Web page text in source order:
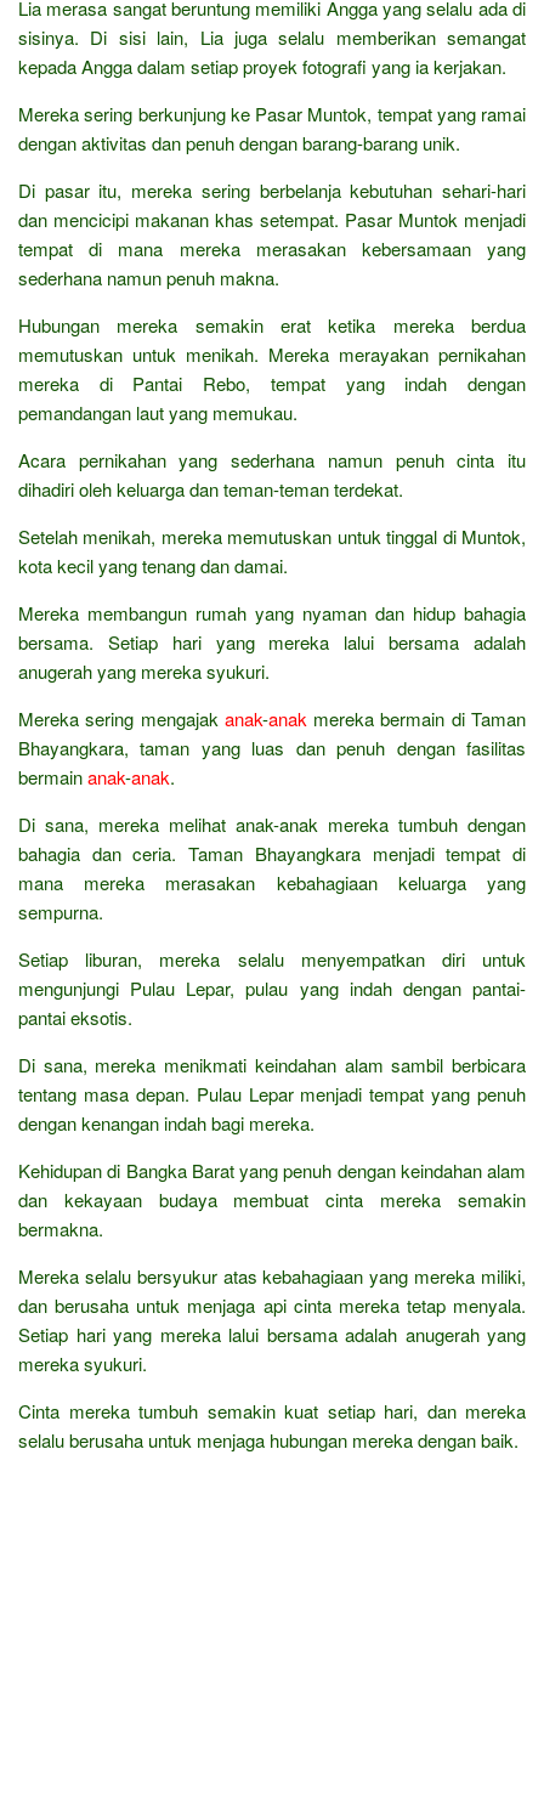
Lia merasa sangat beruntung memiliki Angga yang selalu ada di
sisinya. Di sisi lain, Lia juga selalu memberikan semangat
kepada Angga dalam setiap proyek fotografi yang ia kerjakan.
Mereka sering berkunjung ke Pasar Muntok, tempat yang ramai
dengan aktivitas dan penuh dengan barang-barang unik.
Di pasar itu, mereka sering berbelanja kebutuhan sehari-hari
dan mencicipi makanan khas setempat. Pasar Muntok menjadi
tempat di mana mereka merasakan kebersamaan yang
sederhana namun penuh makna.
Hubungan mereka semakin erat ketika mereka berdua
memutuskan untuk menikah. Mereka merayakan pernikahan
mereka di Pantai Rebo, tempat yang indah dengan
pemandangan laut yang memukau.
Acara pernikahan yang sederhana namun penuh cinta itu
dihadiri oleh keluarga dan teman-teman terdekat.
Setelah menikah, mereka memutuskan untuk tinggal di Muntok,
kota kecil yang tenang dan damai.
Mereka membangun rumah yang nyaman dan hidup bahagia
bersama. Setiap hari yang mereka lalui bersama adalah
anugerah yang mereka syukuri.
Mereka sering mengajak anak-anakmereka bermain di Taman
Bhayangkara, taman yang luas dan penuh dengan fasilitas
bermainanak-anak.
Di sana, mereka melihat anak-anak mereka tumbuh dengan
bahagia dan ceria. Taman Bhayangkara menjadi tempat di
mana mereka merasakan kebahagiaan keluarga yang
sempurna.
Setiap liburan, mereka selalu menyempatkan diri untuk
mengunjungi Pulau Lepar, pulau yang indah dengan pantai-
pantai eksotis.
Di sana, mereka menikmati keindahan alam sambil berbicara
tentang masa depan. Pulau Lepar menjadi tempat yang penuh
dengan kenangan indah bagi mereka.
Kehidupan di Bangka Barat yang penuh dengan keindahan alam
dan kekayaan budaya membuat cinta mereka semakin
bermakna.
Mereka selalu bersyukur atas kebahagiaan yang mereka miliki,
dan berusaha untuk menjaga api cinta mereka tetap menyala.
Setiap hari yang mereka lalui bersama adalah anugerah yang
mereka syukuri.
Cinta mereka tumbuh semakin kuat setiap hari, dan mereka
selalu berusaha untuk menjaga hubungan mereka dengan baik.